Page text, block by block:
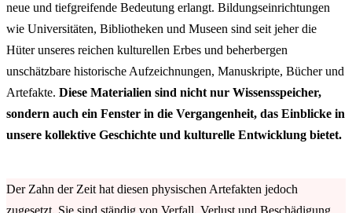
neue und tiefgreifende Bedeutung erlangt. Bildungseinrichtungen
wie Universitäten, Bibliotheken und Museen sind seit jeher die
Hüter unseres reichen kulturellen Erbes und beherbergen
unschätzbare historische Aufzeichnungen, Manuskripte, Bücher und
Artefakte. Diese Materialien sind nicht nur Wissensspeicher,
sondern auch ein Fenster in die Vergangenheit, das Einblicke in
unsere kollektive Geschichte und kulturelle Entwicklung bietet.
Der Zahn der Zeit hat diesen physischen Artefakten jedoch